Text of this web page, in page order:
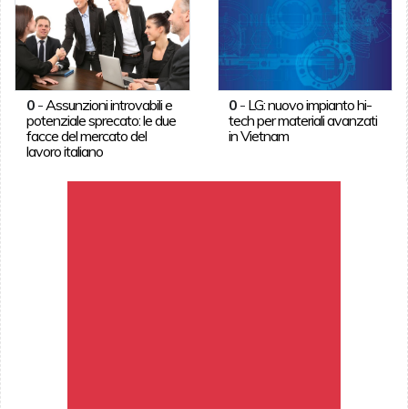
0- Assunzioni introvabili e
potenziale sprecato: le due
facce del mercato del
lavoro italiano
0 - LG: nuovo impianto hi-
tech per materiali avanzati
in Vietnam